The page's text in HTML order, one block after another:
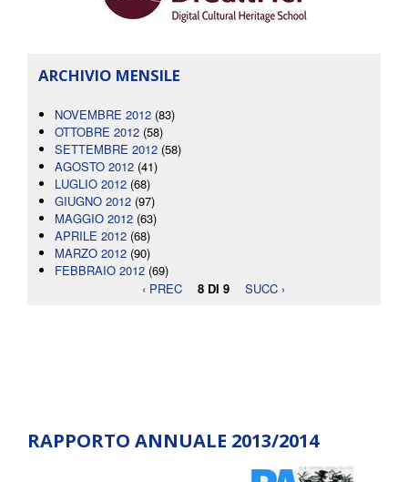
ARCHIVIO MENSILE
NOVEMBRE 2012 (83)
OTTOBRE 2012 (58)
SETTEMBRE 2012 (58)
AGOSTO 2012 (41)
LUGLIO 2012 (68)
GIUGNO 2012 (97)
MAGGIO 2012 (63)
APRILE 2012 (68)
MARZO 2012 (90)
FEBBRAIO 2012 (69)
‹ PREC
8 DI 9 SUCC ›
RAPPORTO ANNUALE 2013/2014